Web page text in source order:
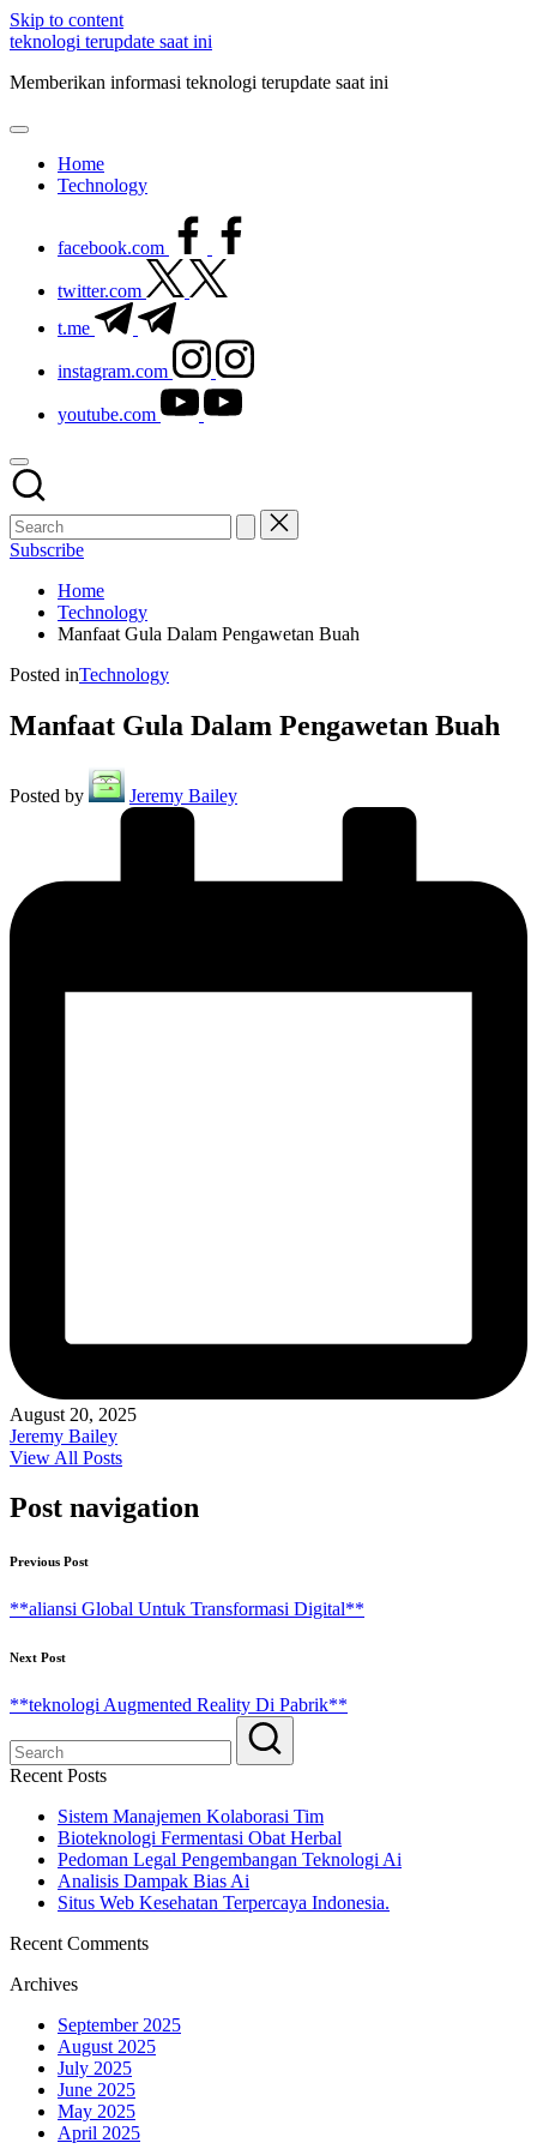
Skip to content
teknologi terupdate saat ini
Memberikan informasi teknologi terupdate saat ini
Home
Technology
facebook.com
twitter.com
t.me
instagram.com
youtube.com
Subscribe
Home
Technology
Manfaat Gula Dalam Pengawetan Buah
Posted inTechnology
Manfaat Gula Dalam Pengawetan Buah
Posted by Jeremy Bailey
August 20, 2025
Jeremy Bailey
View All Posts
Post navigation
Previous Post
**aliansi Global Untuk Transformasi Digital**
Next Post
**teknologi Augmented Reality Di Pabrik**
Recent Posts
Sistem Manajemen Kolaborasi Tim
Bioteknologi Fermentasi Obat Herbal
Pedoman Legal Pengembangan Teknologi Ai
Analisis Dampak Bias Ai
Situs Web Kesehatan Terpercaya Indonesia.
Recent Comments
Archives
September 2025
August 2025
July 2025
June 2025
May 2025
April 2025